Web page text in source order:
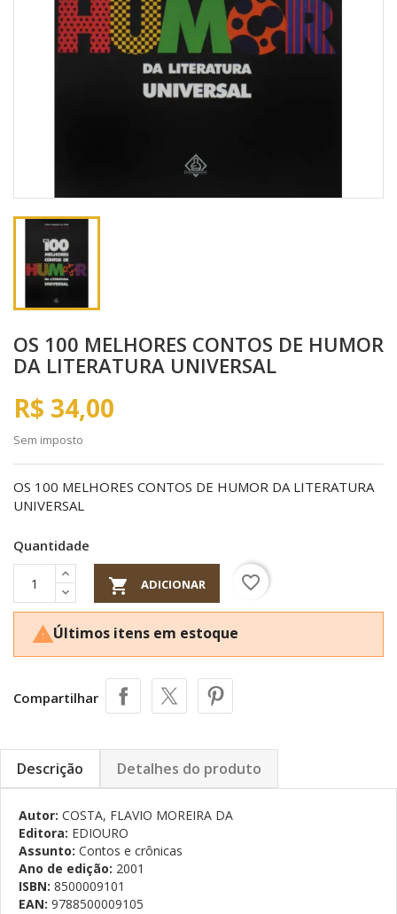
OS 100 MELHORES CONTOS DE HUMOR
DA LITERATURA UNIVERSAL
R$ 34,00
Sem imposto
OS 100 MELHORES CONTOS DE HUMOR DA LITERATURA
UNIVERSAL
Quantidade
 ADICIONAR favorite_border
Últimos itens em estoque
Compartilhar
Descrição Detalhes do produto
Autor: COSTA, FLAVIO MOREIRA DA
Editora: EDIOURO
Assunto: Contos e crônicas
Ano de edição: 2001
ISBN: 8500009101
EAN: 9788500009105